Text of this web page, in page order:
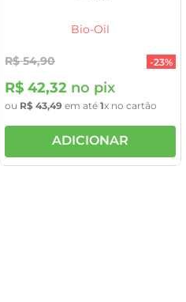
Bio-Oil
R$ 54,90 -23%
R$ 42,32 no pix
ou R$ 43,49 em até1x no cartão
ADICIONAR